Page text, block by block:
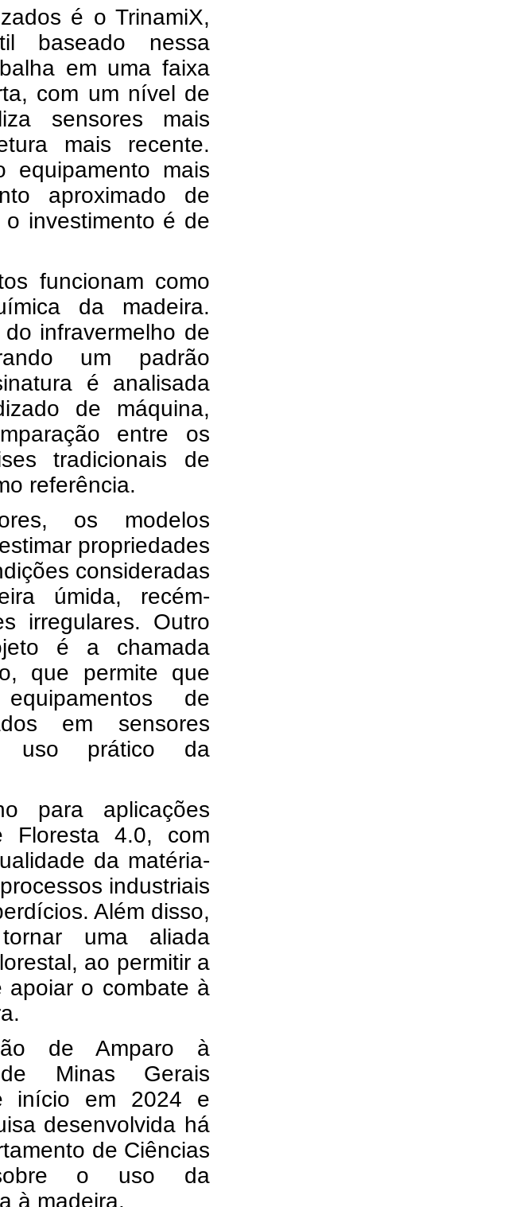
é o TrinamiX,
baseado nessa
em uma faixa
com um nível de
sensores mais
mais recente.
equipamento mais
aproximado de
investimento é de
funcionam como
da madeira.
infravermelho de
um padrão
é analisada
de máquina,
entre os
tradicionais de
referência.
os modelos
propriedades
consideradas
úmida, recém-
irregulares. Outro
é a chamada
que permite que
de
em sensores
uso prático da
para aplicações
Floresta 4.0, com
da matéria-
industriais
Além disso,
uma aliada
ao permitir a
apoiar o combate à
de Amparo à
Minas Gerais
início em 2024 e
desenvolvida há
de Ciências
o uso da
à madeira.